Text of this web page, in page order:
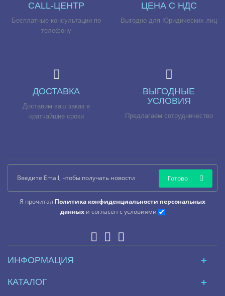
CALL-ЦЕНТР
Бесплатные консультации по
телефону
ЦЕНА С НДС
Выгодно для Юридических лиц
ДОСТАВКА
Доставим ваш заказ в
кратчайшие сроки
ВЫГОДНЫЕ
УСЛОВИЯ
Предлагаем сотрудничество
Я прочитал Политика конфиденциальности персональных
данных и согласен с условиями
Готово
ИНФОРМАЦИЯ
КАТАЛОГ